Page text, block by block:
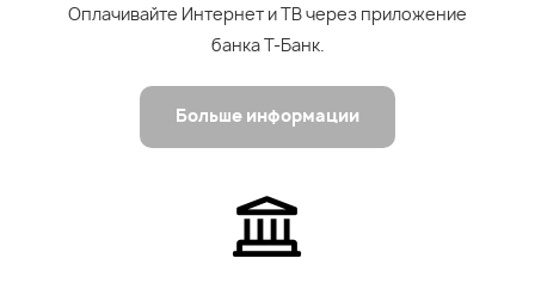
Оплачивайте Интернет и ТВ через приложение
банка Т-Банк.
Больше информации